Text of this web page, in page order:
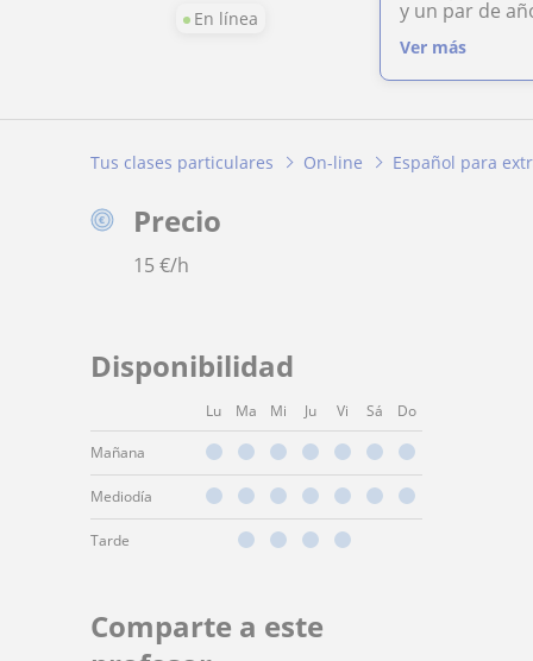
En línea
y un par de
Ver más
Tus clases particulares On-line Español para
Precio
15€/h
Disponibilidad
Lu Ma Mi Ju Vi Sá Do
Mañana
Mediodía
Tarde
Comparte a este